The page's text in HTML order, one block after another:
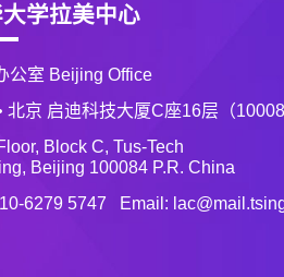
学拉美中心
公室 Beijing Office
北京 启迪科技大厦C座16层（
Block C, Tus-Tech
Beijing 100084 P.R. China
6279 5747 Email: